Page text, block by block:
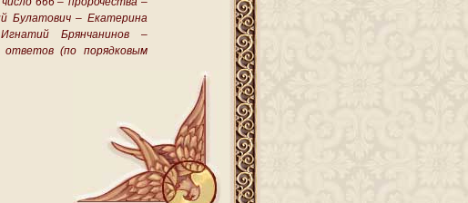
Булатович – Екатерина
Игнатий Брянчанинов –
ответов (по порядковым